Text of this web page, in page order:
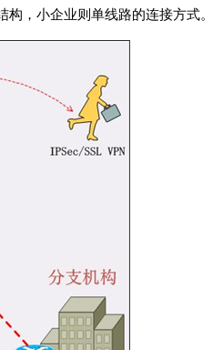
，小企业则单线路的连接方式。